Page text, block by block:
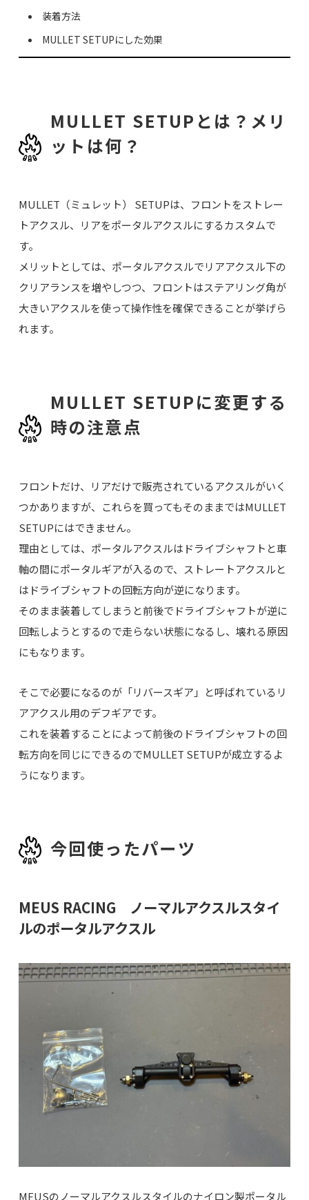
装着方法
MULLET SETUPにした効果
MULLET SETUPとは？メリ
ットは何？
MULLET（ミュレット） SETUPは、フロントをストレー
トアクスル、リアをポータルアクスルにするカスタムで
す。
メリットとしては、ポータルアクスルでリアアクスル下の
クリアランスを増やしつつ、フロントはステアリング角が
大きいアクスルを使って操作性を確保できることが挙げら
れます。
MULLET SETUPに変更する
時の注意点
フロントだけ、リアだけで販売されているアクスルがいく
つかありますが、これらを買ってもそのままではMULLET
SETUPにはできません。
理由としては、ポータルアクスルはドライブシャフトと車
軸の間にポータルギアが入るので、ストレートアクスルと
はドライブシャフトの回転方向が逆になります。
そのまま装着してしまうと前後でドライブシャフトが逆に
回転しようとするので走らない状態になるし、壊れる原因
にもなります。
そこで必要になるのが「リバースギア」と呼ばれているリ
アアクスル用のデフギアです。
これを装着することによって前後のドライブシャフトの回
転方向を同じにできるのでMULLET SETUPが成立するよ
うになります。
今回使ったパーツ
MEUS RACING ノーマルアクスルスタイ
ルのポータルアクスル
MEUSのノーマルアクスルスタイルのナイロン製ポータル